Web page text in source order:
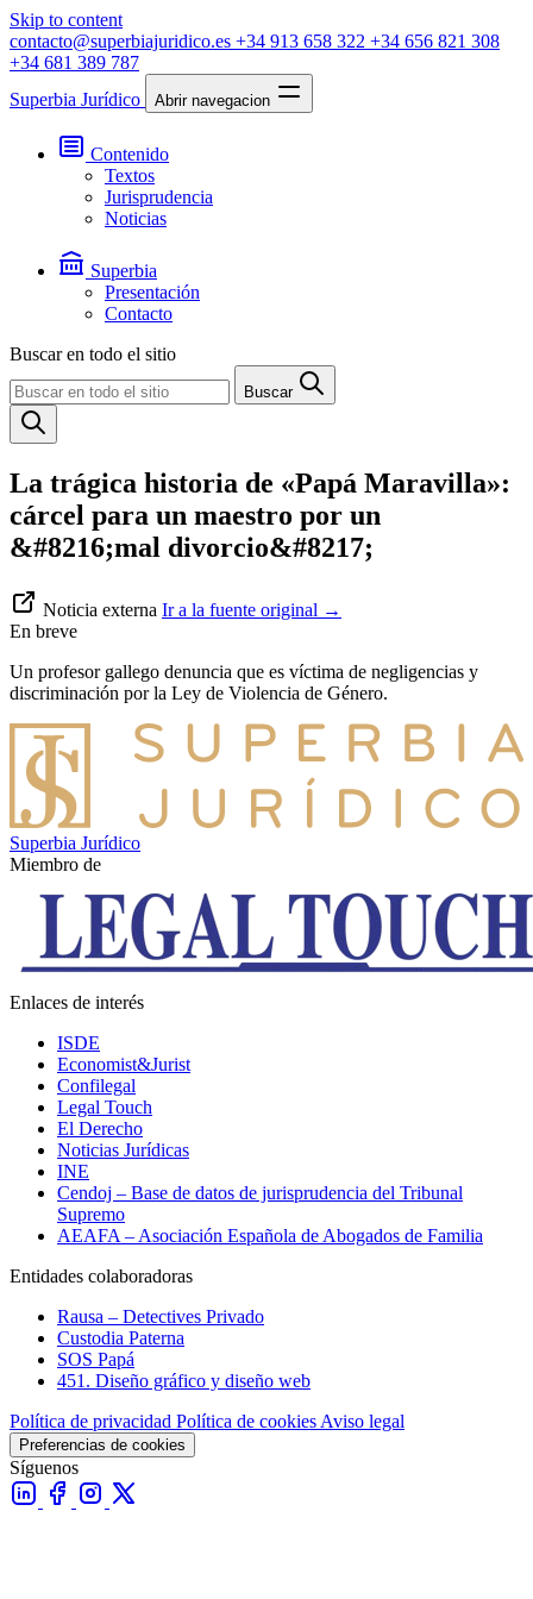
Skip to content
contacto@superbiajuridico.es +34 913 658 322 +34 656 821 308
+34 681 389 787
Superbia Jurídico
Abrir navegacion
Contenido
Textos
Jurisprudencia
Noticias
Superbia
Presentación
Contacto
Buscar en todo el sitio
Buscar
La trágica historia de «Papá Maravilla»:
cárcel para un maestro por un
&#8216;mal divorcio&#8217;
Noticia externa Ir a la fuente original →
En breve
Un profesor gallego denuncia que es víctima de negligencias y
discriminación por la Ley de Violencia de Género.
Superbia Jurídico
Miembro de
Enlaces de interés
ISDE
Economist&Jurist
Confilegal
Legal Touch
El Derecho
Noticias Jurídicas
INE
Cendoj – Base de datos de jurisprudencia del Tribunal
Supremo
AEAFA – Asociación Española de Abogados de Familia
Entidades colaboradoras
Rausa – Detectives Privado
Custodia Paterna
SOS Papá
451. Diseño gráfico y diseño web
Política de privacidad Política de cookies Aviso legal
Preferencias de cookies
Síguenos